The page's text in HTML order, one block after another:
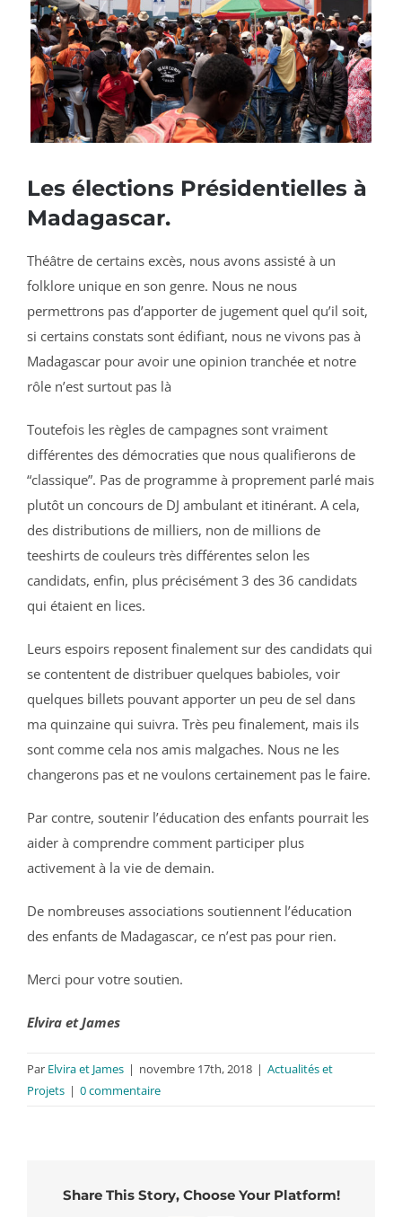
Les élections Présidentielles à
Madagascar.
Théâtre de certains excès, nous avons assisté à un
folklore unique en son genre. Nous ne nous
permettrons pas d’apporter de jugement quel qu’il soit,
si certains constats sont édifiant, nous ne vivons pas à
Madagascar pour avoir une opinion tranchée et notre
rôle n’est surtout pas là
Toutefois les règles de campagnes sont vraiment
différentes des démocraties que nous qualifierons de
“classique”. Pas de programme à proprement parlé mais
plutôt un concours de DJ ambulant et itinérant. A cela,
des distributions de milliers, non de millions de
teeshirts de couleurs très différentes selon les
candidats, enfin, plus précisément 3 des 36 candidats
qui étaient en lices.
Leurs espoirs reposent finalement sur des candidats qui
se contentent de distribuer quelques babioles, voir
quelques billets pouvant apporter un peu de sel dans
ma quinzaine qui suivra. Très peu finalement, mais ils
sont comme cela nos amis malgaches. Nous ne les
changerons pas et ne voulons certainement pas le faire.
Par contre, soutenir l’éducation des enfants pourrait les
aider à comprendre comment participer plus
activement à la vie de demain.
De nombreuses associations soutiennent l’éducation
des enfants de Madagascar, ce n’est pas pour rien.
Merci pour votre soutien.
Elvira et James
Par Elvira et James | novembre 17th, 2018 | Actualités et
Projets | 0 commentaire
Share This Story, Choose Your Platform!